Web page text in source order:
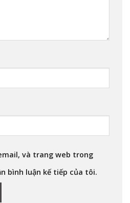
và trang web trong
bình luận kế tiếp của tôi.